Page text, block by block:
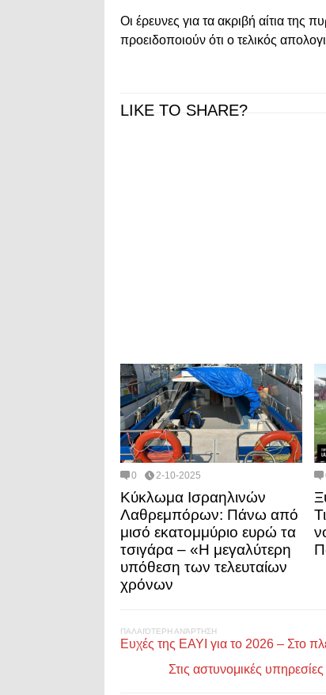
Οι έρευνες για τα ακριβή αίτια της
προειδοποιούν ότι ο τελικός
LIKE TO SHARE?
0 2-10-2025
Κύκλωμα Ισραηλινών
Λαθρεμπόρων: Πάνω από
μισό εκατομμύριο ευρώ τα
τσιγάρα – «Η μεγαλύτερη
υπόθεση των τελευταίων
χρόνων
ΠΑΛΑΙΌΤΕΡΗ ΑΝΆΡΤΗΣΗ
Ευχές της ΕΑΥΙ για το 2026 – Στο
Στις αστυνομικές